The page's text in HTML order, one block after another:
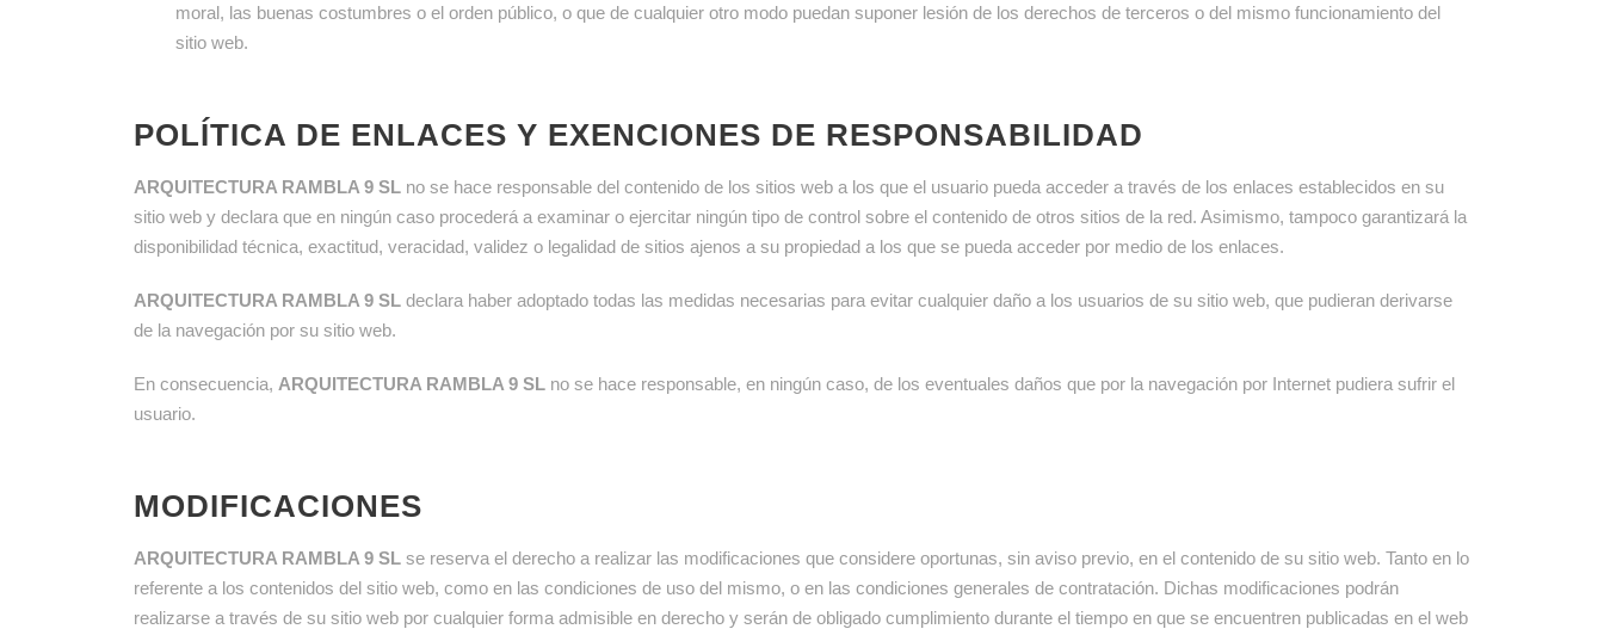
moral, las buenas costumbres o el orden público, o que de cualquier otro modo puedan suponer lesión de los derechos de terceros o del mismo funcionamiento del
sitio web.
POLÍTICA DE ENLACES Y EXENCIONES DE RESPONSABILIDAD
ARQUITECTURA RAMBLA 9 SL no se hace responsable del contenido de los sitios web a los que el usuario pueda acceder a través de los enlaces establecidos en su
sitio web y declara que en ningún caso procederá a examinar o ejercitar ningún tipo de control sobre el contenido de otros sitios de la red. Asimismo, tampoco garantizará la
disponibilidad técnica, exactitud, veracidad, validez o legalidad de sitios ajenos a su propiedad a los que se pueda acceder por medio de los enlaces.
ARQUITECTURA RAMBLA 9 SL declara haber adoptado todas las medidas necesarias para evitar cualquier daño a los usuarios de su sitio web, que pudieran derivarse
de la navegación por su sitio web.
En consecuencia, ARQUITECTURA RAMBLA 9 SL no se hace responsable, en ningún caso, de los eventuales daños que por la navegación por Internet pudiera sufrir el
usuario.
MODIFICACIONES
ARQUITECTURA RAMBLA 9 SL se reserva el derecho a realizar las modificaciones que considere oportunas, sin aviso previo, en el contenido de su sitio web. Tanto en lo
referente a los contenidos del sitio web, como en las condiciones de uso del mismo, o en las condiciones generales de contratación. Dichas modificaciones podrán
realizarse a través de su sitio web por cualquier forma admisible en derecho y serán de obligado cumplimiento durante el tiempo en que se encuentren publicadas en el web